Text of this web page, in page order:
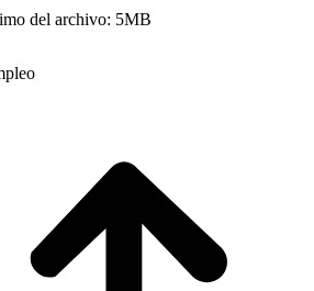
del archivo: 5MB